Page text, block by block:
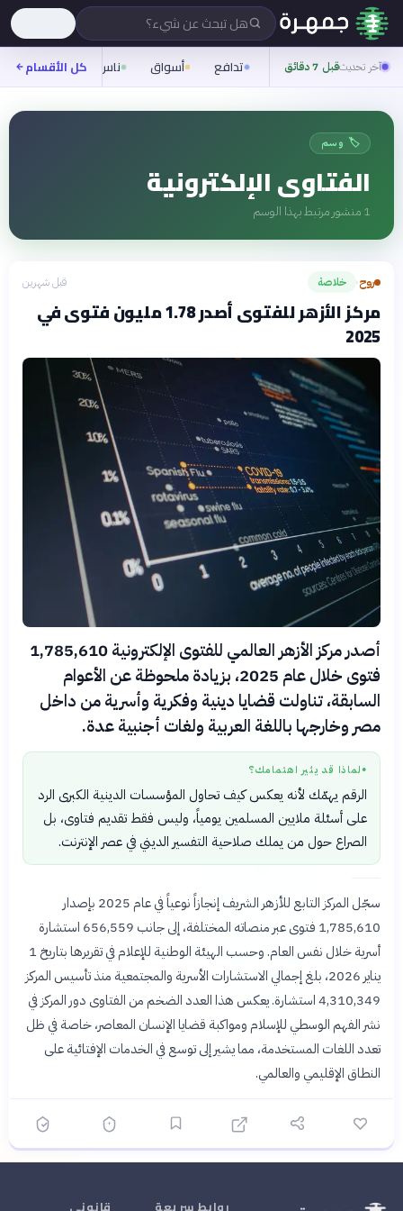
هل تبحث عن شيء؟
آخر تحديثقبل 7 دقائق تدافع أسواق ناس روح
كل الأقسام
🏷️ وسم
الفتاوى الإلكترونية
1 منشور مرتبط بهذا الوسم
روح› خلاصة قبل شهرين
مركز الأزهر للفتوى أصدر 1.78 مليون فتوى في
2025
أصدر مركز الأزهر العالمي للفتوى الإلكترونية 1,785,610
فتوى خلال عام 2025، بزيادة ملحوظة عن الأعوام
السابقة، تناولت قضايا دينية وفكرية وأسرية من داخل
مصر وخارجها باللغة العربية ولغات أجنبية عدة.
● لماذا قد يثير اهتمامك؟
الرقم يهمّك لأنه يعكس كيف تحاول المؤسسات الدينية الكبرى الرد
على أسئلة ملايين المسلمين يومياً، وليس فقط تقديم فتاوى، بل
الصراع حول من يملك صلاحية التفسير الديني في عصر الإنترنت.
سجّل المركز التابع للأزهر الشريف إنجازاً نوعياً في عام 2025 بإصدار
1,785,610 فتوى عبر منصاته المختلفة، إلى جانب 656,559 استشارة
أسرية خلال نفس العام. وحسب الهيئة الوطنية للإعلام في تقريرها بتاريخ 1
يناير 2026، بلغ إجمالي الاستشارات الأسرية والمجتمعية منذ تأسيس المركز
4,310,349 استشارة. يعكس هذا العدد الضخم من الفتاوى دور المركز في
نشر الفهم الوسطي للإسلام ومواكبة قضايا الإنسان المعاصر، خاصة في ظل
تعدد اللغات المستخدمة، مما يشير إلى توسع في الخدمات الإفتائية على
النطاق الإقليمي والعالمي.